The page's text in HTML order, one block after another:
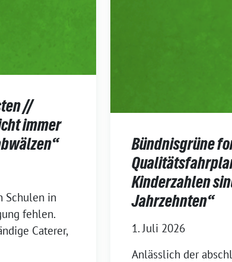
//
immer
Schulen in
fehlen.
Caterer,
Bündnisgrüne
Kinderzahlen
Jahrzehnten“
1. Juli 2026
Anlässlich der